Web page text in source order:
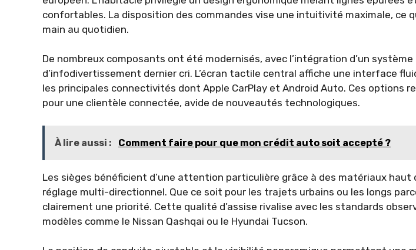
confortables. La disposition des commandes vise une intuitivité maximale, ce
main au quotidien.
De nombreux composants ont été modernisés, avec l’intégration d’un système
d’infodivertissement dernier cri. L’écran tactile central affiche une interface
les principales connectivités dont Apple CarPlay et Android Auto. Ces options
pour une clientèle connectée, avide de nouveautés technologiques.
À lire aussi : Comment faire pour que mon crédit auto soit accepté ?
Les sièges bénéficient d’une attention particulière grâce à des matériaux haut
réglage multi-directionnel. Que ce soit pour les trajets urbains ou les longs
clairement une priorité. Cette qualité d’assise rivalise avec les standards
modèles comme le Nissan Qashqai ou le Hyundai Tucson.